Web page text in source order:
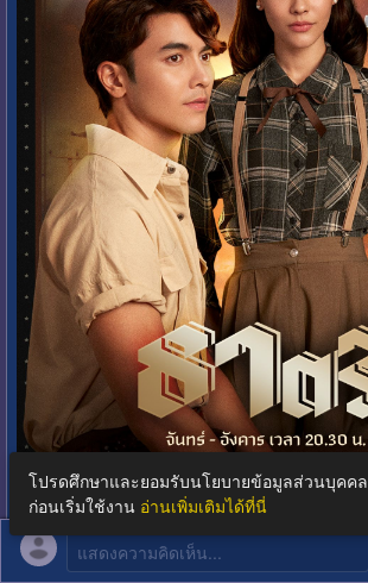
0
แสดงความคิดเห็น...
โปรดศึกษาและยอมรับนโยบายข้อมูลส่วนบุคคล
ก่อนเริ่มใช้งาน อ่านเพิ่มเติมได้ที่นี่